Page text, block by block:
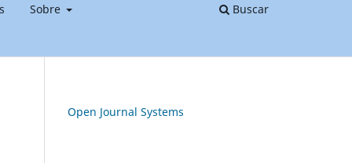
Sobre Buscar
Open Journal Systems